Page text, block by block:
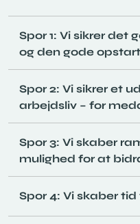
Spor 1: Vi sikrer
og den gode opstart
Spor 2: Vi sikrer et
arbejdsliv – for
Spor 3: Vi skaber
mulighed for at
Spor 4: Vi skaber